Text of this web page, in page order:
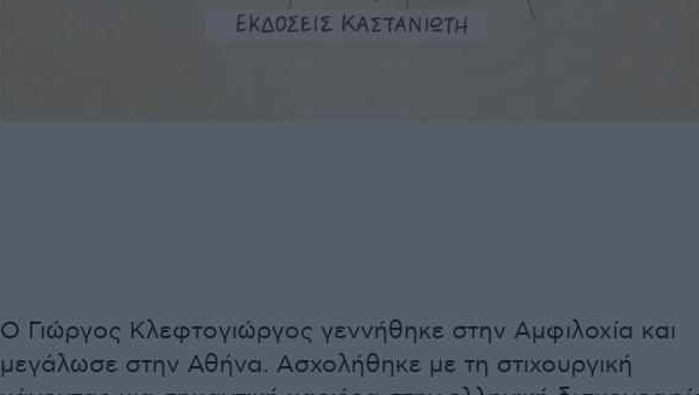
O Γιώργος Κλεφτογιώργος γεννήθηκε στην Αμφιλοχία και
μεγάλωσε στην Αθήνα. Ασχολήθηκε με τη στιχουργική